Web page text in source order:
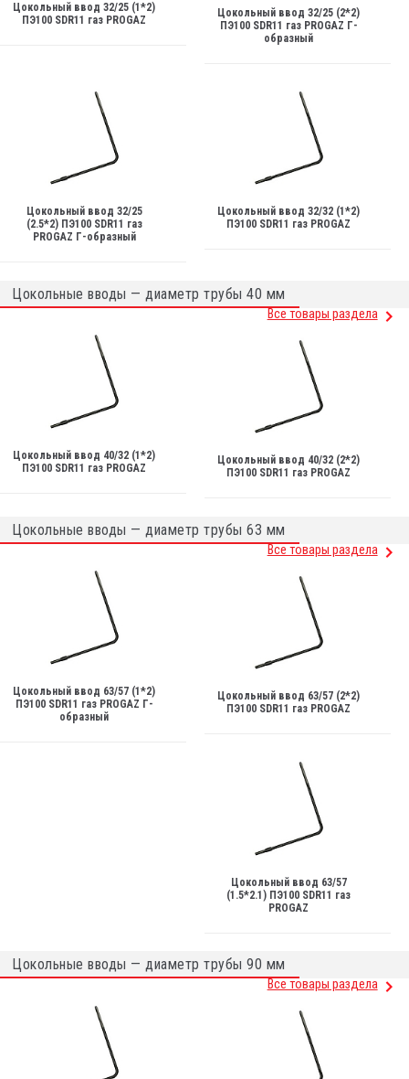
Цокольный ввод 32/25 (1*2)
ПЭ100 SDR11 газ PROGAZ
Цокольный ввод 32/25 (2*2)
ПЭ100 SDR11 газ PROGAZ Г-
образный
Цокольный ввод 32/25
(2.5*2) ПЭ100 SDR11 газ
PROGAZ Г-образный
Цокольный ввод 32/32 (1*2)
ПЭ100 SDR11 газ PROGAZ
Цокольные вводы — диаметр трубы 40 мм
Все товары раздела
Цокольный ввод 40/32 (1*2)
ПЭ100 SDR11 газ PROGAZ
Цокольный ввод 40/32 (2*2)
ПЭ100 SDR11 газ PROGAZ
Цокольные вводы — диаметр трубы 63 мм
Все товары раздела
Цокольный ввод 63/57 (1*2)
ПЭ100 SDR11 газ PROGAZ Г-
образный
Цокольный ввод 63/57 (2*2)
ПЭ100 SDR11 газ PROGAZ
Цокольный ввод 63/57
(1.5*2.1) ПЭ100 SDR11 газ
PROGAZ
Цокольные вводы — диаметр трубы 90 мм
Все товары раздела